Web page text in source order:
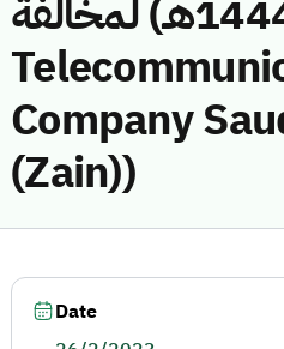
ق/1444هـ) لمخالفة (Mobile
Company
(Zain))
Date